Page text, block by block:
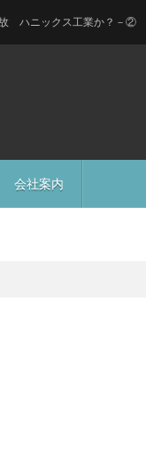
会社案内
ックス工業か？－②